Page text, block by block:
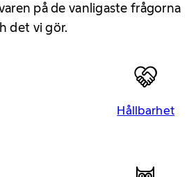
på de vanligaste frågorna
det vi gör.
Hållbarhet